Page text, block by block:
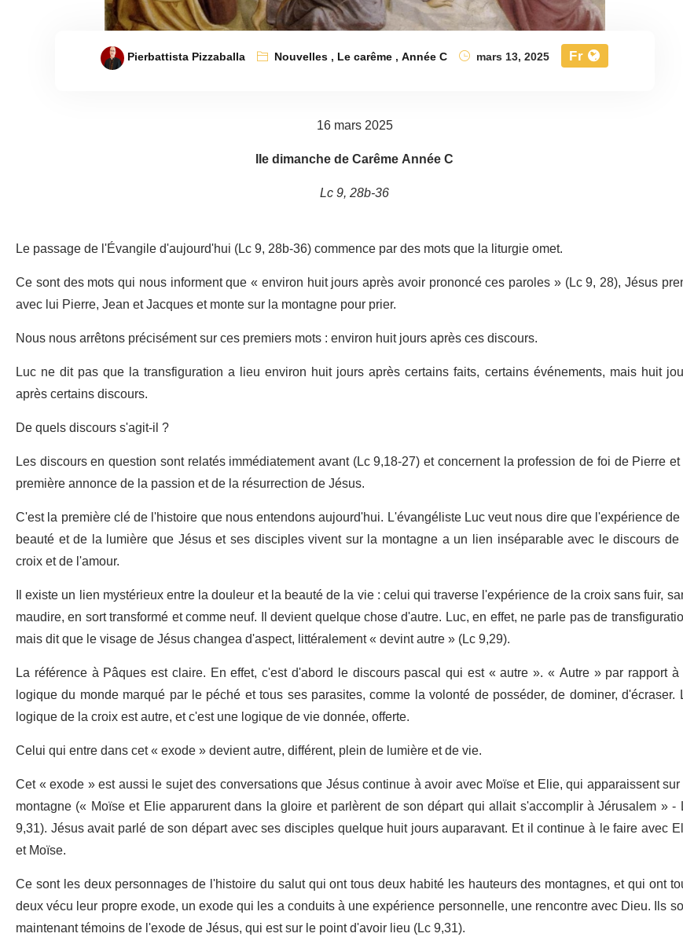
Pierbattista Pizzaballa Nouvelles, Le carême,Année C mars 13, 2025 Fr
16 mars 2025
IIe dimanche de Carême Année C
Lc 9, 28b-36
Le passage de l'Évangile d'aujourd'hui (Lc 9, 28b-36) commence par des mots que la liturgie omet.
Ce sont des mots qui nous informent que « environ huit jours après avoir prononcé ces paroles » (Lc 9, 28), Jésus
avec lui Pierre, Jean et Jacques et monte sur la montagne pour prier.
Nous nous arrêtons précisément sur ces premiers mots : environ huit jours après ces discours.
Luc ne dit pas que la transfiguration a lieu environ huit jours après certains faits, certains événements, mais huit
après certains discours.
De quels discours s'agit-il ?
Les discours en question sont relatés immédiatement avant (Lc 9,18-27) et concernent la profession de foi de Pierre
première annonce de la passion et de la résurrection de Jésus.
C'est la première clé de l'histoire que nous entendons aujourd'hui. L'évangéliste Luc veut nous dire que l'expérience
beauté et de la lumière que Jésus et ses disciples vivent sur la montagne a un lien inséparable avec le discours
croix et de l'amour.
Il existe un lien mystérieux entre la douleur et la beauté de la vie : celui qui traverse l'expérience de la croix sans fuir,
maudire, en sort transformé et comme neuf. Il devient quelque chose d'autre. Luc, en effet, ne parle pas de
mais dit que le visage de Jésus changea d'aspect, littéralement « devint autre » (Lc 9,29).
La référence à Pâques est claire. En effet, c'est d'abord le discours pascal qui est « autre ». « Autre » par rapport
logique du monde marqué par le péché et tous ses parasites, comme la volonté de posséder, de dominer, d'écraser.
logique de la croix est autre, et c'est une logique de vie donnée, offerte.
Celui qui entre dans cet « exode » devient autre, différent, plein de lumière et de vie.
Cet « exode » est aussi le sujet des conversations que Jésus continue à avoir avec Moïse et Elie, qui apparaissent
montagne (« Moïse et Elie apparurent dans la gloire et parlèrent de son départ qui allait s'accomplir à Jérusalem » -
9,31). Jésus avait parlé de son départ avec ses disciples quelque huit jours auparavant. Et il continue à le faire avec
et Moïse.
Ce sont les deux personnages de l'histoire du salut qui ont tous deux habité les hauteurs des montagnes, et qui ont
deux vécu leur propre exode, un exode qui les a conduits à une expérience personnelle, une rencontre avec Dieu. Ils
maintenant témoins de l'exode de Jésus, qui est sur le point d'avoir lieu (Lc 9,31).